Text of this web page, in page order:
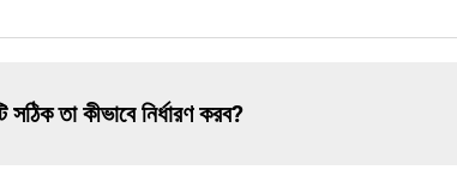
তা কীভাবে নির্ধারণ করব?